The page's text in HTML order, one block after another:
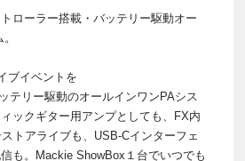
ローラー搭載・バッテリー駆動オー
ブイベントを
テリー駆動のオールインワンPAシス
ックギター用アンプとしても、FX内
トアライブも、USB-Cインターフェ
も。Mackie ShowBox１台でいつでも